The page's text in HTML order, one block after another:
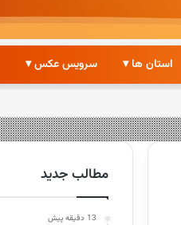
استان ها ▾ سرویس عکس ▾
مطالب جدید
13 دقیقه پیش